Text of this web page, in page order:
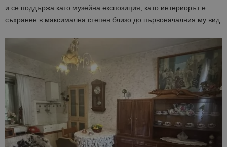
и се поддържа като музейна експозиция, като интериорът е
съхранен в максимална степен близо до първоначалния му вид.